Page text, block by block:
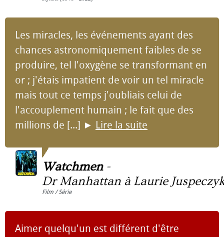
Les miracles, les événements ayant des
chances astronomiquement faibles de se
produire, tel l'oxygène se transformant en
or ; j'étais impatient de voir un tel miracle
mais tout ce temps j'oubliais celui de
l'accouplement humain ; le fait que des
millions de [...] ► Lire la suite
Watchmen-
Dr Manhattan à Laurie
Film / Série
Aimer quelqu'un est différent d'être